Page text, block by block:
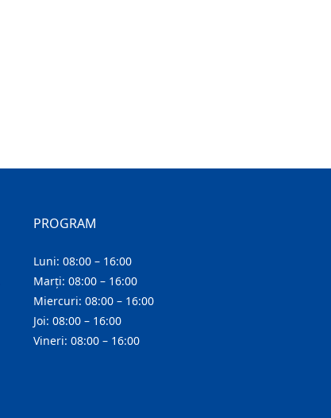
PROGRAM
Luni: 08:00 – 16:00
Marți: 08:00 – 16:00
Miercuri: 08:00 – 16:00
Joi: 08:00 – 16:00
Vineri: 08:00 – 16:00